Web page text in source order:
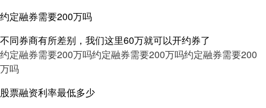
约定融券需要200万吗
不同券商有所差别，我们这里60万就可以开约券了
约定融券需要200万吗约定融券需要200万吗约定融券需要200
万吗
股票融资利率最低多少